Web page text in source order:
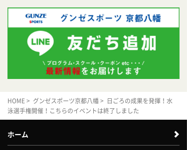
HOME> グンゼスポーツ京都八幡> 日ごろの成果を発揮！水
泳選手権開催！こちらのイベントは終了しました
ホーム